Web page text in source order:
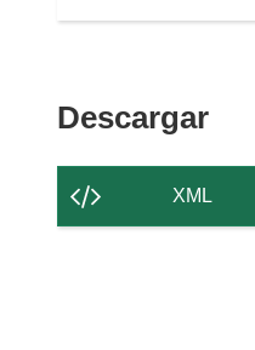
Descargar
de
XML